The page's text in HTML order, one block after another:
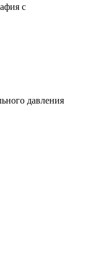
с
давления